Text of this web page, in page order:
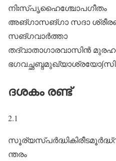
നിഃസ്പൃഹൈശ്ചോപഗീതം
അങ്ഗാസങ്ഗാ സദാ
സങ്ഗവാർത്താ
തദ്വാതാഗാരവാസിൻ
ദശകം രണ്ട്
2.1
ന്തരം